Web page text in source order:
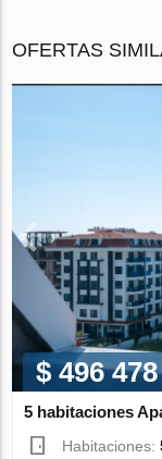
OFERTAS
$ 496 478
5 habitaciones
Habitaciones: